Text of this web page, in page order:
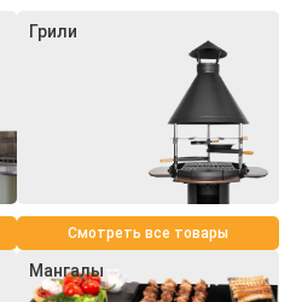
Грили
Смотреть все товары
Мангалы